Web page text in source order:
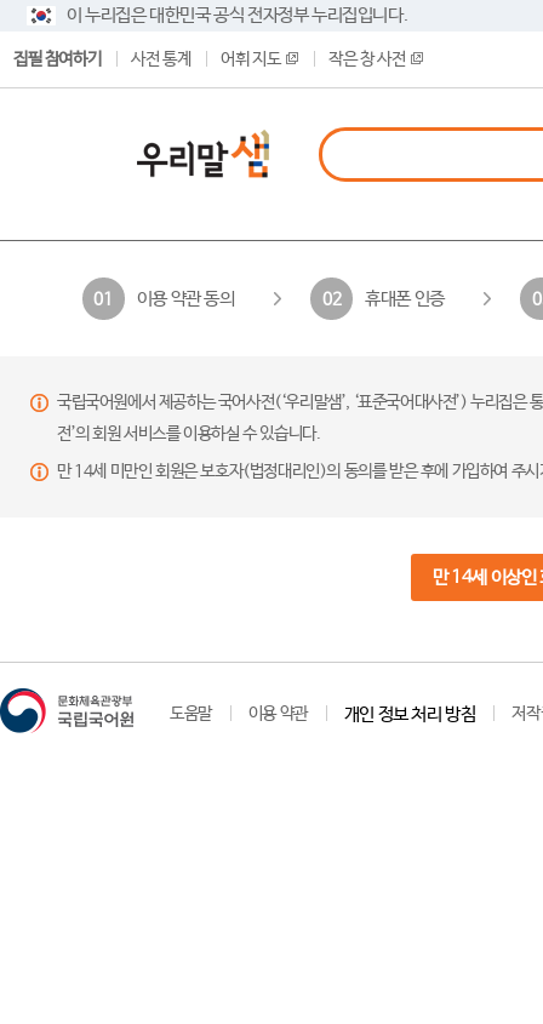
이 누리집은 대한민국 공식 전자정부 누리집입니다.
집필 참여하기 사전 통계 어휘 지도 작은 창 사전
01 이용 약관 동의 02 휴대폰 인증
국립국어원에서 제공하는 국어사전(‘우리말샘’, ‘표준국어대사전’) 누리집
전’의 회원 서비스를 이용하실 수 있습니다.
만 14세 미만인 회원은 보호자(법정대리인)의 동의를 받은 후에 가입하여 주
만 14세 이상인
도움말 이용 약관 개인 정보 처리 방침 저